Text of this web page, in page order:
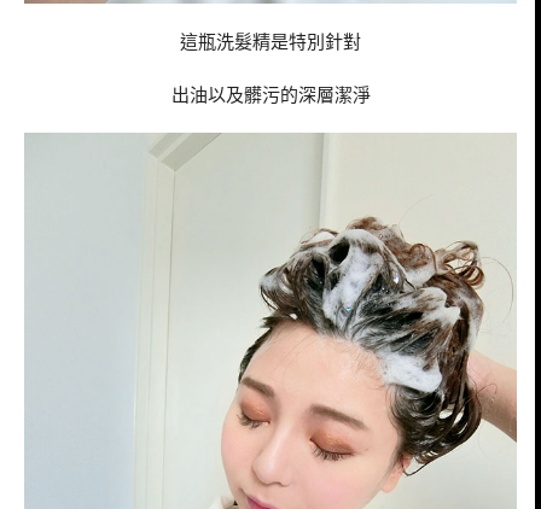
這瓶洗髮精是特別針對
出油以及髒污的深層潔淨